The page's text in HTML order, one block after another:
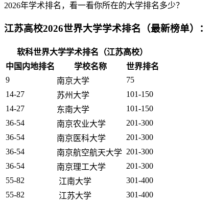
2026年学术排名，看一看你所在的大学排名多少？
江苏高校2026世界大学学术排名（最新榜单）：
软科世界大学学术排名（江苏高校）
中国内地排名
学校名称
世界排名
9
南京大学
75
14-27
苏州大学
101-150
14-27
东南大学
101-150
36-54
南京农业大学
201-300
36-54
南京医科大学
201-300
36-54
南京航空航天大学 201-300
36-54
南京理工大学
201-300
55-82
江南大学
301-400
55-82
江苏大学
301-400